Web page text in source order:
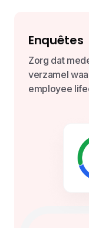
Enquêtes
Zorg dat
verzamel
employee